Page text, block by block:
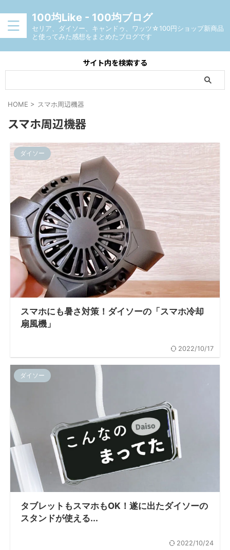
100均Like - 100均ブログ
セリア、ダイソー、キャンドゥ、ワッツ☆100円ショップ新商品
と使ってみた感想をまとめたブログです
サイト内を検索する
HOME > スマホ周辺機器
スマホ周辺機器
ダイソー
スマホにも暑さ対策！ダイソーの「スマホ冷却
扇風機」
2022/10/17
ダイソー
タブレットもスマホもOK！遂に出たダイソーの
スタンドが使える...
2022/10/24